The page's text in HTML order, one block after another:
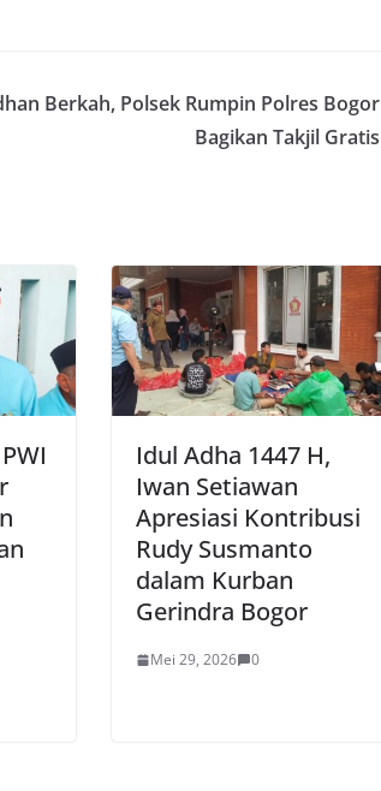
Berkah, Polsek Rumpin Polres Bogor
Bagikan Takjil Gratis
Idul Adha 1447 H,
Iwan Setiawan
Apresiasi Kontribusi
Rudy Susmanto
dalam Kurban
Gerindra Bogor
Mei 29, 2026 0